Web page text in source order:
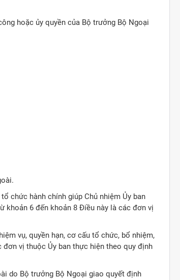
hoặc ủy quyền của Bộ trưởng Bộ Ngoại
chức hành chính giúp Chủ nhiệm Ủy ban
khoản 6 đến khoản 8 Điều này là các đơn vị
vụ, quyền hạn, cơ cấu tổ chức, bổ nhiệm,
vị thuộc Ủy ban thực hiện theo quy định
do Bộ trưởng Bộ Ngoại giao quyết định